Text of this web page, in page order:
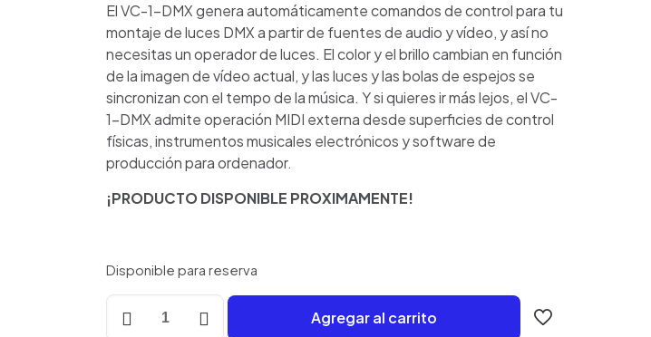
El VC-1-DMX genera automáticamente comandos de control para tu
montaje de luces DMX a partir de fuentes de audio y vídeo, y así no
necesitas un operador de luces. El color y el brillo cambian en función
de la imagen de vídeo actual, y las luces y las bolas de espejos se
sincronizan con el tempo de la música. Y si quieres ir más lejos, el VC-
1-DMX admite operación MIDI externa desde superficies de control
físicas, instrumentos musicales electrónicos y software de
producción para ordenador.
¡PRODUCTO DISPONIBLE PROXIMAMENTE!
Disponible para reserva
Roland
VC-
Agregar al carrito